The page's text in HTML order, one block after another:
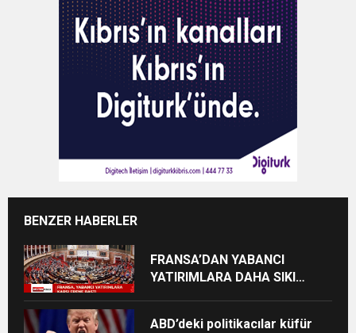
BENZER HABERLER
FRANSA’DAN YABANCI
YATIRIMLARA DAHA SIKI
ABD’deki politikacılar küfür